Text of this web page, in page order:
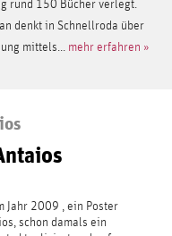
rund 150 Bücher verlegt.
denkt in Schnellroda über
mittels... mehr erfahren »
Jahr 2009 , ein Poster
schon damals ein